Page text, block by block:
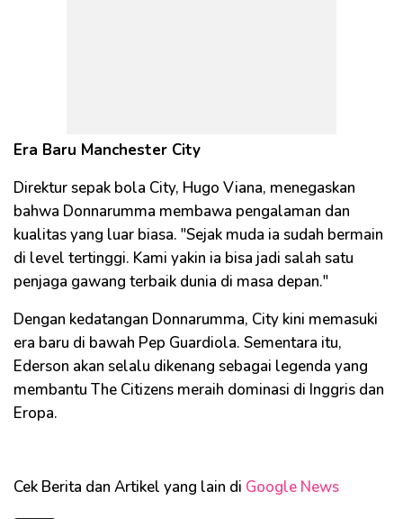
Era Baru Manchester City
Direktur sepak bola City, Hugo Viana, menegaskan
bahwa Donnarumma membawa pengalaman dan
kualitas yang luar biasa. "Sejak muda ia sudah bermain
di level tertinggi. Kami yakin ia bisa jadi salah satu
penjaga gawang terbaik dunia di masa depan."
Dengan kedatangan Donnarumma, City kini memasuki
era baru di bawah Pep Guardiola. Sementara itu,
Ederson akan selalu dikenang sebagai legenda yang
membantu The Citizens meraih dominasi di Inggris dan
Eropa.
Cek Berita dan Artikel yang lain di Google News